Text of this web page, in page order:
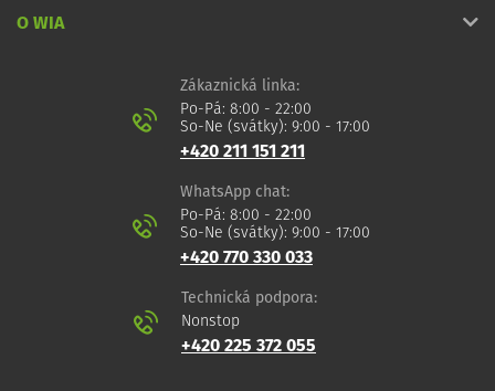
O WIA
Zákaznická linka:
Po-Pá: 8:00 - 22:00
So-Ne (svátky): 9:00 - 17:00
+420 211 151 211
WhatsApp chat:
Po-Pá: 8:00 - 22:00
So-Ne (svátky): 9:00 - 17:00
+420 770 330 033
Technická podpora:
Nonstop
+420 225 372 055